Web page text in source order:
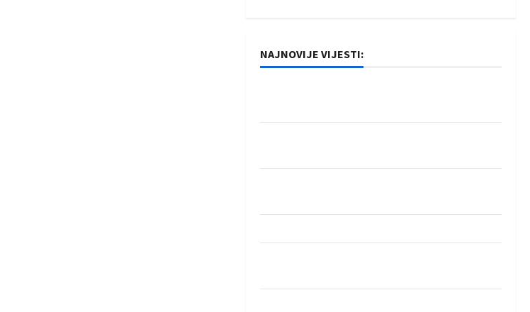
NAJNOVIJE VIJESTI: